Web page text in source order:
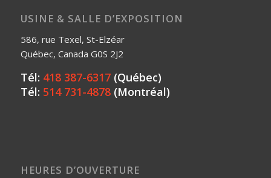
USINE & SALLE D’EXPOSITION
586, rue Texel, St-Elzéar
Québec, Canada G0S 2J2
Tél: 418 387-6317(Québec)
Tél: 514 731-4878(Montréal)
HEURES D’OUVERTURE